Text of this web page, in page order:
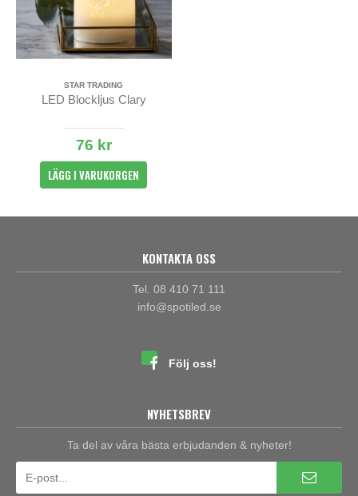
STAR TRADING
LED Blockljus Clary
76 kr
LÄGG I VARUKORGEN
KONTAKTA OSS
Tel. 08 410 71 111
info@spotiled.se
Följ oss!
NYHETSBREV
Ta del av våra bästa erbjudanden & nyheter!